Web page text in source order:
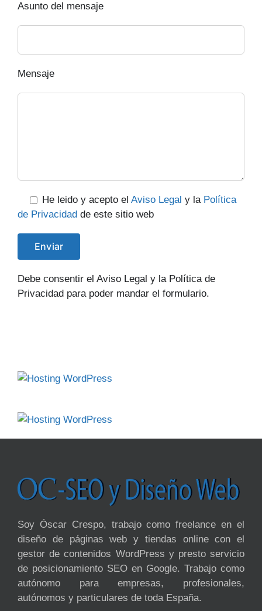
Asunto del mensaje
Mensaje
He leido y acepto el Aviso Legal y la Política
de Privacidad de este sitio web
Debe consentir el Aviso Legal y la Política de
Privacidad para poder mandar el formulario.
Soy Óscar Crespo, trabajo como freelance en el
diseño de páginas web y tiendas online con el
gestor de contenidos WordPress y presto servicio
de posicionamiento SEO en Google. Trabajo como
autónomo para empresas, profesionales,
autónomos y particulares de toda España.